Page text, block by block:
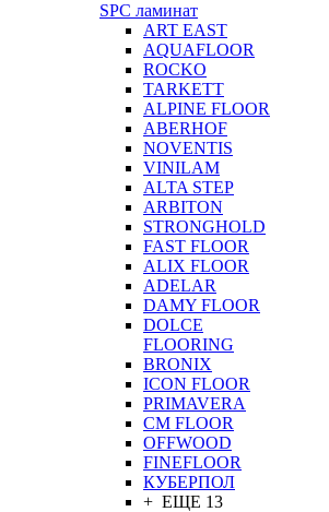
SPC ламинат
ART EAST
AQUAFLOOR
ROCKO
TARKETT
ALPINE FLOOR
ABERHOF
NOVENTIS
VINILAM
ALTA STEP
ARBITON
STRONGHOLD
FAST FLOOR
ALIX FLOOR
ADELAR
DAMY FLOOR
DOLCE
FLOORING
BRONIX
ICON FLOOR
PRIMAVERA
CM FLOOR
OFFWOOD
FINEFLOOR
КУБЕРПОЛ
+ ЕЩЕ 13